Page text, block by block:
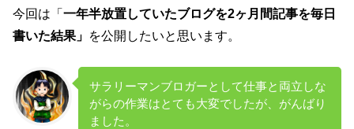
今回は「一年半放置していたブログを2ヶ月間記事を毎日
書いた結果」 を公開したいと思います。
サラリーマンブロガーとして仕事と両立しな
がらの作業はとても大変でしたが、がんばり
ました。